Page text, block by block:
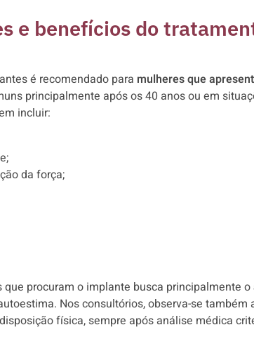
e benefícios do
é recomendado para mulheres que
principalmente após os 40 anos ou em
incluir:
da força;
que procuram o implante busca principalmente o
Nos consultórios, observa-se também
física, sempre após análise médica